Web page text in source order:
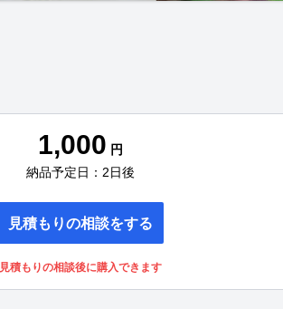
1,000 円
納品予定日：2日後
見積もりの相談をする
見積もりの相談後に購入できます